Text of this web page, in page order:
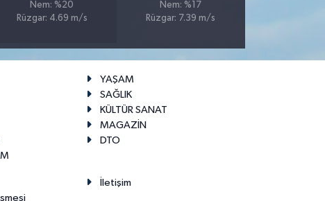
Nem: %20
Rüzgar: 4.69 m/s
Nem: %17
Rüzgar: 7.39 m/s
YAŞAM
SAĞLIK
KÜLTÜR SANAT
MAGAZİN
DTO
İletişim